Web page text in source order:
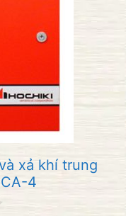
xả khí trung
4